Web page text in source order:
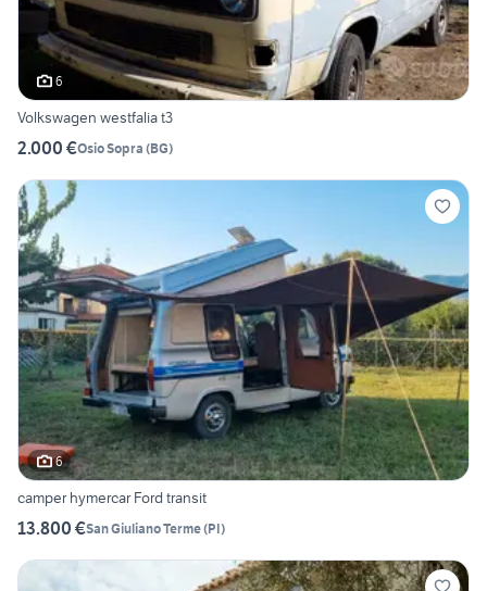
6
Volkswagen westfalia t3
2.000 €Osio Sopra (BG)
6
camper hymercar Ford transit
13.800 €San Giuliano Terme(PI)